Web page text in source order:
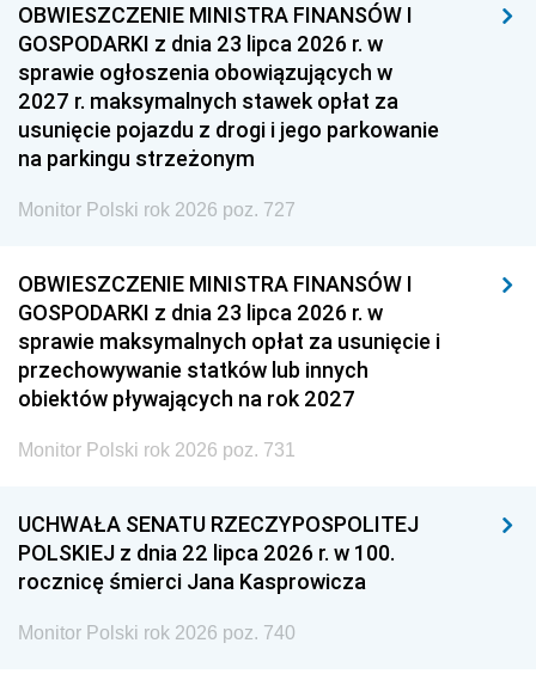
OBWIESZCZENIE MINISTRA FINANSÓW I
GOSPODARKI z dnia 23 lipca 2026 r. w
sprawie ogłoszenia obowiązujących w
2027 r. maksymalnych stawek opłat za
usunięcie pojazdu z drogi i jego parkowanie
na parkingu strzeżonym
Monitor Polski rok 2026 poz. 727
OBWIESZCZENIE MINISTRA FINANSÓW I
GOSPODARKI z dnia 23 lipca 2026 r. w
sprawie maksymalnych opłat za usunięcie i
przechowywanie statków lub innych
obiektów pływających na rok 2027
Monitor Polski rok 2026 poz. 731
UCHWAŁA SENATU RZECZYPOSPOLITEJ
POLSKIEJ z dnia 22 lipca 2026 r. w 100.
rocznicę śmierci Jana Kasprowicza
Monitor Polski rok 2026 poz. 740